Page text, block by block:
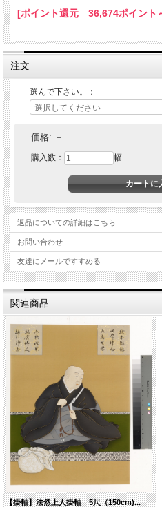
●発送の目安：ご注文確認後、10ヶ月。
●工場直送の為、時間指定・代金引換
[ポイント還元 36,674ポイント
注文
選んで下さい。：
価格: －
購入数： 幅
返品についての詳細はこちら
お問い合わせ
友達にメールですすめる
関連商品
【掛軸】法然上人掛軸 5尺（150cm)...